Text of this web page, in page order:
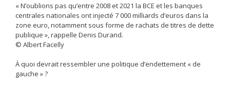
« N’oublions pas qu’entre 2008 et 2021 la BCE et les banques
centrales nationales ont injecté 7 000 milliards d’euros dans la
zone euro, notamment sous forme de rachats de titres de dette
publique », rappelle Denis Durand.
© Albert Facelly
À quoi devrait ressembler une politique d’endettement « de
gauche » ?